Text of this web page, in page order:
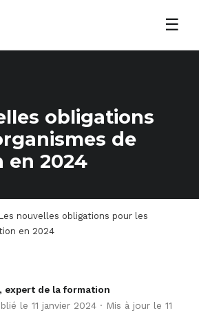
☰
obligations
de
en 2024
Les nouvelles obligations pour les
en 2024
, expert de la formation
le 11 janvier 2024 · Mis à jour le 11